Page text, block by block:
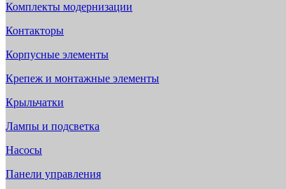
Комплекты модернизации
Контакторы
Корпусные элементы
Крепеж и монтажные элементы
Крыльчатки
Лампы и подсветка
Насосы
Панели управления